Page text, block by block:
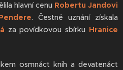
hlavní cenu Robertu Jandovi
. Čestné uznání získala
za povídkovou sbírku Hranice
osmnáct knih a devatenáct